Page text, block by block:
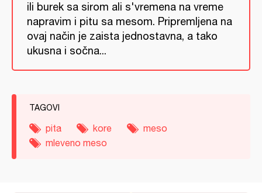
ili burek sa sirom ali s'vremena na vreme
napravim i pitu sa mesom. Pripremljena na
ovaj način je zaista jednostavna, a tako
ukusna i sočna...
TAGOVI
pita kore
meso
mleveno meso